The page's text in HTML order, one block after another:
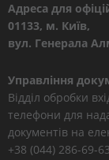
Адреса для
01133, м. Київ,
вул. Генерала
Управління
Відділ обробки
телефони для
документів на
+38 (044) 286-69-